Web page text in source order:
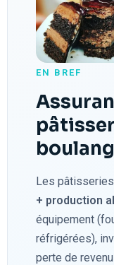
EN BREF
Les
+ production
équipement
réfrigérées),
perte de